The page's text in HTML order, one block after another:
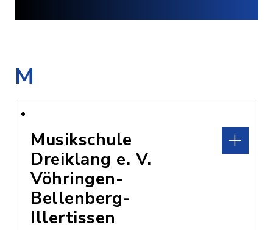
M
Musikschule
Dreiklang e. V.
Vöhringen-
Bellenberg-
Illertissen